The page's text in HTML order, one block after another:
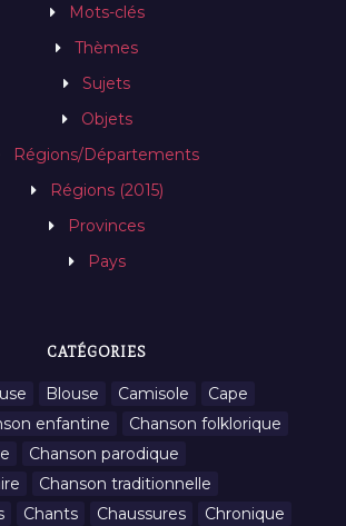
Mots-clés
Thèmes
Sujets
Objets
Régions/Départements
Régions (2015)
Provinces
Pays
CATÉGORIES
Blouse Camisole
Cape
enfantine
Chanson folklorique
Chanson parodique
Chanson traditionnelle
Chants Chaussures
Chronique